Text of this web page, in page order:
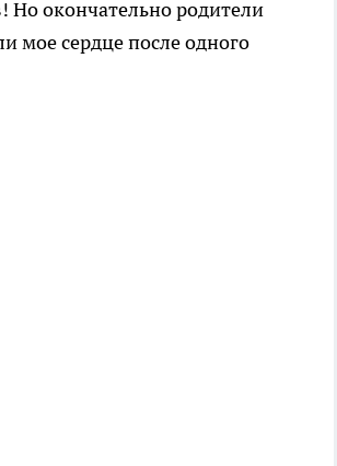
Но окончательно родители
мое сердце после одного